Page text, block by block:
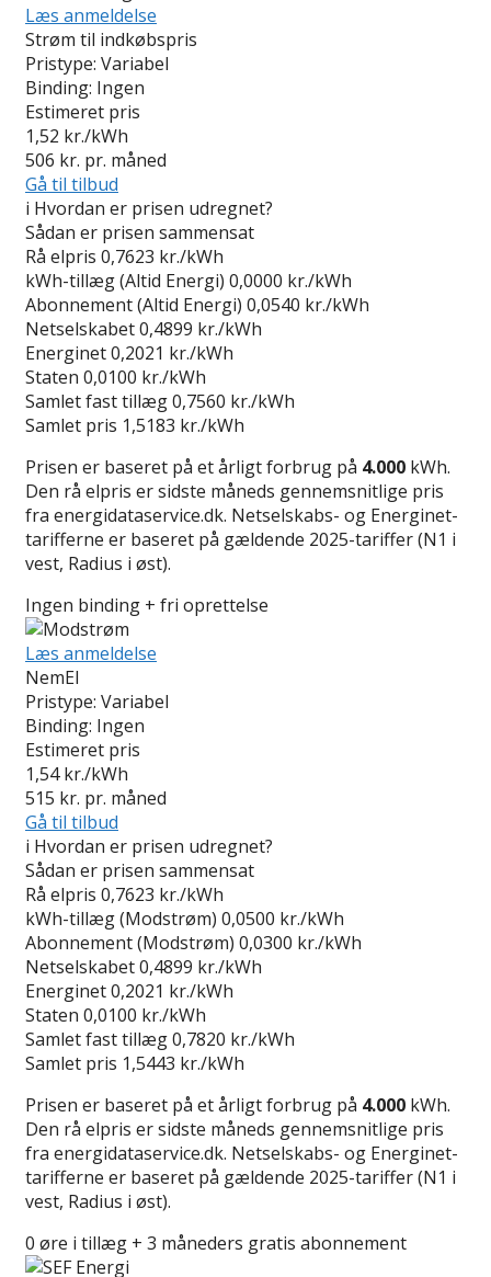
Læs anmeldelse
Strøm til indkøbspris
Pristype: Variabel
Binding: Ingen
Estimeret pris
1,52 kr./kWh
506 kr. pr. måned
Gå til tilbud
i Hvordan er prisen udregnet?
Sådan er prisen sammensat
Rå elpris 0,7623 kr./kWh
kWh-tillæg (Altid Energi) 0,0000 kr./kWh
Abonnement (Altid Energi) 0,0540 kr./kWh
Netselskabet0,4899 kr./kWh
Energinet0,2021 kr./kWh
Staten 0,0100 kr./kWh
Samlet fast tillæg0,7560 kr./kWh
Samlet pris 1,5183 kr./kWh
Prisen er baseret på et årligt forbrug på 4.000 kWh.
Den rå elpris er sidste måneds gennemsnitlige pris
fra energidataservice.dk. Netselskabs- og Energinet-
tarifferne er baseret på gældende 2025-tariffer (N1 i
vest, Radius i øst).
Ingen binding + fri oprettelse
Læs anmeldelse
NemEl
Pristype: Variabel
Binding: Ingen
Estimeret pris
1,54 kr./kWh
515 kr. pr. måned
Gå til tilbud
i Hvordan er prisen udregnet?
Sådan er prisen sammensat
Rå elpris 0,7623 kr./kWh
kWh-tillæg (Modstrøm) 0,0500 kr./kWh
Abonnement (Modstrøm) 0,0300 kr./kWh
Netselskabet0,4899 kr./kWh
Energinet0,2021 kr./kWh
Staten 0,0100 kr./kWh
Samlet fast tillæg0,7820 kr./kWh
Samlet pris 1,5443 kr./kWh
Prisen er baseret på et årligt forbrug på 4.000 kWh.
Den rå elpris er sidste måneds gennemsnitlige pris
fra energidataservice.dk. Netselskabs- og Energinet-
tarifferne er baseret på gældende 2025-tariffer (N1 i
vest, Radius i øst).
0 øre i tillæg + 3 måneders gratis abonnement